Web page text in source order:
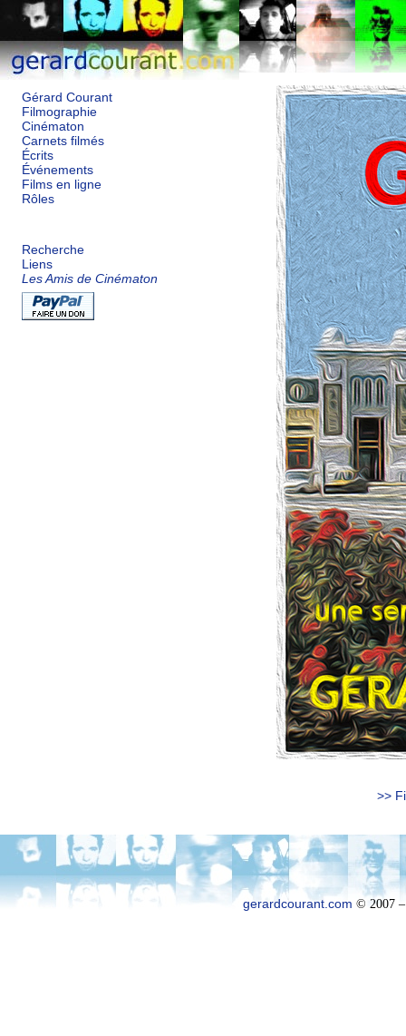
Gérard Courant
Filmographie
Cinématon
Carnets filmés
Écrits
Événements
Films en ligne
Rôles
Recherche
Liens
Les Amis de Cinématon
>>
gerardcourant.com © 2007